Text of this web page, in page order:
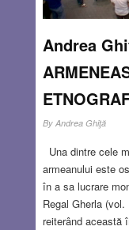
Andrea
By Andrea Ghiţă
Una dintre cele
armeanului este
în a sa lucrare
Regal Gherla
reiterând această